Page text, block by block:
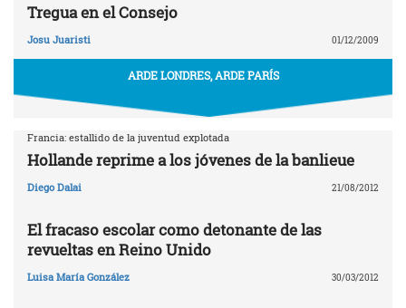
Tregua en el Consejo
Josu Juaristi 01/12/2009
ARDE LONDRES, ARDE PARÍS
Francia: estallido de la juventud explotada
Hollande reprime a los jóvenes de la banlieue
Diego Dalai 21/08/2012
El fracaso escolar como detonante de las
revueltas en Reino Unido
Luisa María González 30/03/2012